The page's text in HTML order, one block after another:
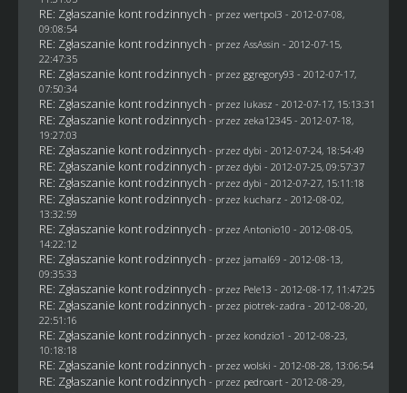
RE: Zgłaszanie kont rodzinnych - przez wertpol3 - 2012-07-08,
09:08:54
RE: Zgłaszanie kont rodzinnych - przez AssAssin - 2012-07-15,
22:47:35
RE: Zgłaszanie kont rodzinnych - przez ggregory93 - 2012-07-17,
07:50:34
RE: Zgłaszanie kont rodzinnych - przez lukasz - 2012-07-17, 15:13:31
RE: Zgłaszanie kont rodzinnych - przez zeka12345- 2012-07-18,
19:27:03
RE: Zgłaszanie kont rodzinnych - przez dybi - 2012-07-24, 18:54:49
RE: Zgłaszanie kont rodzinnych - przez dybi - 2012-07-25, 09:57:37
RE: Zgłaszanie kont rodzinnych - przez dybi - 2012-07-27, 15:11:18
RE: Zgłaszanie kont rodzinnych - przez kucharz - 2012-08-02,
13:32:59
RE: Zgłaszanie kont rodzinnych - przez Antonio10 - 2012-08-05,
14:22:12
RE: Zgłaszanie kont rodzinnych - przez jamal69 - 2012-08-13,
09:35:33
RE: Zgłaszanie kont rodzinnych - przez Pele13 - 2012-08-17, 11:47:25
RE: Zgłaszanie kont rodzinnych - przez piotrek-zadra - 2012-08-20,
22:51:16
RE: Zgłaszanie kont rodzinnych - przez kondzio1 - 2012-08-23,
10:18:18
RE: Zgłaszanie kont rodzinnych - przez wolski - 2012-08-28, 13:06:54
RE: Zgłaszanie kont rodzinnych - przez pedroart- 2012-08-29,